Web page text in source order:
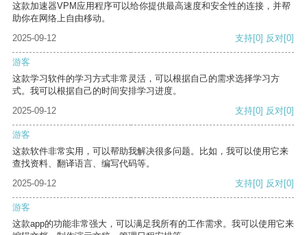
这款加速器VPM应用程序可以给你提供最高速度和安全性的连接，并帮
助你在网络上自由移动。
2025-09-12
支持[0] 反对[0]
游客
这款学习软件的学习方式非常灵活，可以根据自己的需求选择学习方
式。我可以根据自己的时间安排学习进度。
2025-09-12
支持[0] 反对[0]
游客
这款软件非常实用，可以帮助我解决很多问题。比如，我可以使用它来
查找资料、翻译语言、编写代码等。
2025-09-12
支持[0] 反对[0]
游客
这款app的功能非常强大，可以满足我所有的工作需求。我可以使用它来